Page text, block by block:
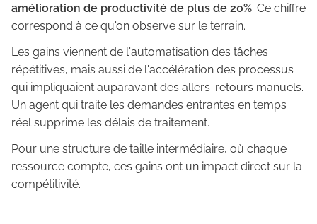
amélioration de productivité de plus de 20%. Ce chiffre
correspond à ce qu'on observe sur le terrain.
Les gains viennent de l'automatisation des tâches
répétitives, mais aussi de l'accélération des processus
qui impliquaient auparavant des allers-retours manuels.
Un agent qui traite les demandes entrantes en temps
réel supprime les délais de traitement.
Pour une structure de taille intermédiaire, où chaque
ressource compte, ces gains ont un impact direct sur la
compétitivité.